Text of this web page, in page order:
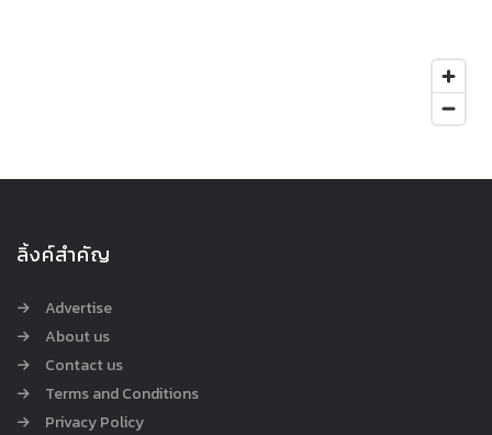
ลิ้งค์สำคัญ
Advertise
About us
Contact us
Terms and Conditions
Privacy Policy